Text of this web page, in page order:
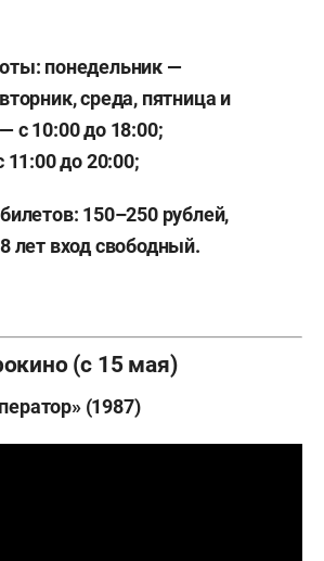
понедельник —
среда, пятница и
с 10:00 до 18:00;
11:00 до 20:00;
150–250 рублей,
лет вход свободный.
(с 15 мая)
(1987)